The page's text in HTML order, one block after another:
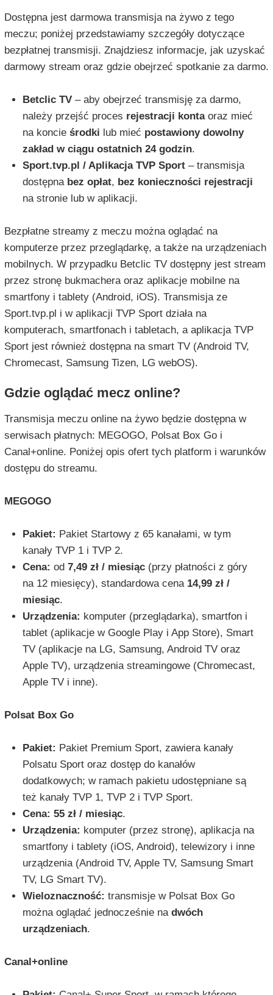
Dostępna jest darmowa transmisja na żywo z tego
meczu; poniżej przedstawiamy szczegóły dotyczące
bezpłatnej transmisji. Znajdziesz informacje, jak uzyskać
darmowy stream oraz gdzie obejrzeć spotkanie za darmo.
Betclic TV– aby obejrzeć transmisję za darmo,
należy przejść proces rejestracji kontaoraz mieć
na koncie środki lub mieć postawiony dowolny
zakład w ciągu ostatnich 24 godzin.
Sport.tvp.pl / Aplikacja TVP Sport– transmisja
dostępna bez opłat, bez konieczności rejestracji
na stronie lub w aplikacji.
Bezpłatne streamy z meczu można oglądać na
komputerze przez przeglądarkę, a także na urządzeniach
mobilnych. W przypadku Betclic TV dostępny jest stream
przez stronę bukmachera oraz aplikacje mobilne na
smartfony i tablety (Android, iOS). Transmisja ze
Sport.tvp.pl i w aplikacji TVP Sport działa na
komputerach, smartfonach i tabletach, a aplikacja TVP
Sport jest również dostępna na smart TV (Android TV,
Chromecast, Samsung Tizen, LG webOS).
Gdzie oglądać mecz online?
Transmisja meczu online na żywo będzie dostępna w
serwisach płatnych: MEGOGO, Polsat Box Go i
Canal+online. Poniżej opis ofert tych platform i warunków
dostępu do streamu.
MEGOGO
Pakiet: Pakiet Startowy z 65 kanałami, w tym
kanały TVP 1 i TVP 2.
Cena: od 7,49 zł / miesiąc(przy płatności z góry
na 12 miesięcy), standardowa cena 14,99 zł /
miesiąc.
Urządzenia: komputer (przeglądarka), smartfon i
tablet (aplikacje w Google Play i App Store), Smart
TV (aplikacje na LG, Samsung, Android TV oraz
Apple TV), urządzenia streamingowe (Chromecast,
Apple TV i inne).
Polsat Box Go
Pakiet: Pakiet Premium Sport, zawiera kanały
Polsatu Sport oraz dostęp do kanałów
dodatkowych; w ramach pakietu udostępniane są
też kanały TVP 1, TVP 2 i TVP Sport.
Cena: 55 zł / miesiąc.
Urządzenia: komputer (przez stronę), aplikacja na
smartfony i tablety (iOS, Android), telewizory i inne
urządzenia (Android TV, Apple TV, Samsung Smart
TV, LG Smart TV).
Wieloznaczność: transmisje w Polsat Box Go
można oglądać jednocześnie na dwóch
urządzeniach.
Canal+online